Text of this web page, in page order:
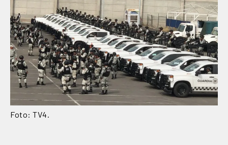
Foto: TV4.